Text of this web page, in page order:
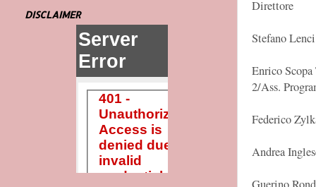
Direttore
Stefano
Enrico Scopa
2/Ass.
Federico
Andrea
DISCLAIMER